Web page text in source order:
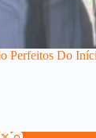
Perfeitos Do